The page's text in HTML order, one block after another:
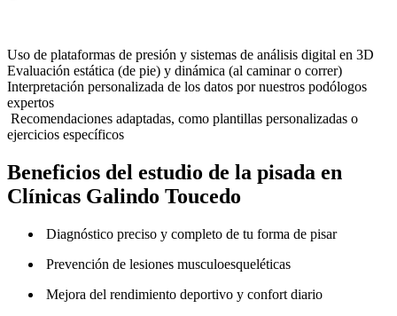
Uso de plataformas de presión y sistemas de análisis digital en 3D
Evaluación estática (de pie) y dinámica (al caminar o correr)
Interpretación personalizada de los datos por nuestros podólogos
expertos
Recomendaciones adaptadas, como plantillas personalizadas o
ejercicios específicos
Beneficios del estudio de la pisada en
Clínicas Galindo Toucedo
Diagnóstico preciso y completo de tu forma de pisar
Prevención de lesiones musculoesqueléticas
Mejora del rendimiento deportivo y confort diario